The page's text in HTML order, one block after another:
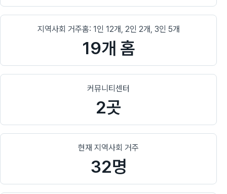
지역사회 거주홈: 1인 12개, 2인 2개, 3인 5개
19개 홈
커뮤니티센터
2곳
현재 지역사회 거주
32명